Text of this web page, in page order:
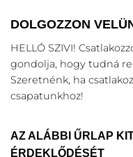
DOLGOZZON
HELLÓ SZIVI!
gondolja, hogy tudná
Szeretnénk, ha
csapatunkhoz!
AZ ALÁBBI ŰRLAP
ÉRDEKLŐDÉSÉT